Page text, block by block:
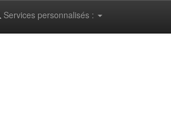
Services personnalisés :